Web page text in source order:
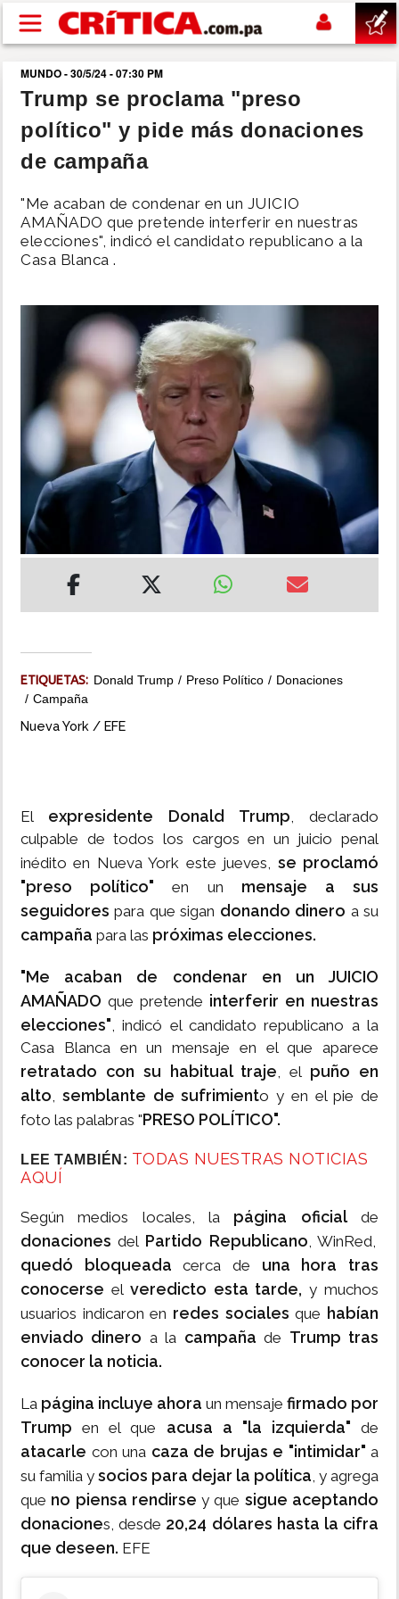
Pasar al contenido principal
buscar
SUCESOS
POLÍTICA
DEPORTES
MUNDO
INSÓLITAS
MULTIMEDIA
IMPRESO
MUNDO - 30/5/24 - 07:30 PM
Trump se proclama "preso
político" y pide más donaciones
de campaña
"Me acaban de condenar en un JUICIO
AMAÑADO que pretende interferir en nuestras
elecciones", indicó el candidato republicano a la
Casa Blanca .
ETIQUETAS: Donald Trump Preso Político
Donaciones
Campaña
Nueva York / EFE
El expresidente Donald Trump, declarado
culpable de todos los cargos en un juicio penal
inédito en Nueva York este jueves, se proclamó
"preso político" en un mensaje a sus
seguidores para que sigan donando dinero a su
campaña para las próximas elecciones.
"Me acaban de condenar en un JUICIO
AMAÑADO que pretende interferir en nuestras
elecciones", indicó el candidato republicano a la
Casa Blanca en un mensaje en el que aparece
retratado con su habitual traje, el puño en
alto, semblante de sufrimiento y en el pie de
foto las palabras "PRESO POLÍTICO".
LEE TAMBIÉN: TODAS NUESTRAS NOTICIAS
AQUÍ
Según medios locales, la página oficialde
donaciones del Partido Republicano, WinRed,
quedó bloqueada cerca de una hora tras
conocerse el veredicto esta tarde, y muchos
usuarios indicaron en redes socialesque habían
enviado dinero a la campaña de Trump tras
conocer la noticia.
La página incluye ahora un mensaje firmado por
Trumpen el que acusa a "la izquierda" de
atacarle con una caza de brujas e "intimidar" a
su familia y socios para dejar la política, y agrega
que no piensa rendirse y que sigue aceptando
donaciones, desde 20,24 dólares hasta la cifra
que deseen. EFE